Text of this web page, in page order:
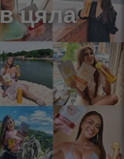
цяла